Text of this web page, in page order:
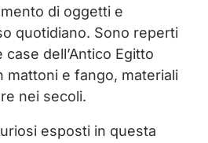
di oggetti e
quotidiano. Sono reperti
dell’Antico Egitto
mattoni e fango, materiali
nei secoli.
esposti in questa